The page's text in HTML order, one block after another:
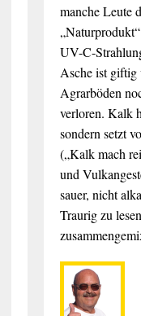
manche Leute
UV-C-
Asche ist giftig
Agrarböden
verloren. Kalk
sondern setzt
(„Kalk mach
und
sauer, nicht
Traurig zu